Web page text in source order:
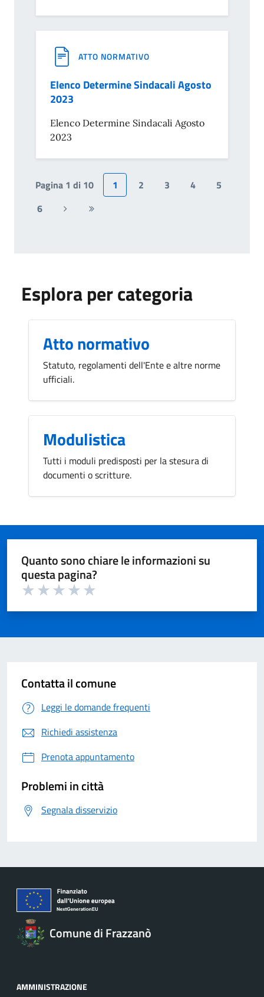
ATTO NORMATIVO
Elenco Determine Sindacali Agosto
2023
Elenco Determine Sindacali Agosto
2023
Pagina 1 di 10 1 2 3 4
5
6
PaginaUltima
Esplora per categoria
Atto normativo
Statuto, regolamenti dell'Ente e altre norme
ufficiali.
Modulistica
Tutti i moduli predisposti per la stesura di
documenti o scritture.
Quanto sono chiare le informazioni su
questa pagina?
Contatta il comune
Leggi le domande frequenti
Richiedi assistenza
Prenota appuntamento
Problemi in città
Segnala disservizio
Comune di Frazzanò
AMMINISTRAZIONE